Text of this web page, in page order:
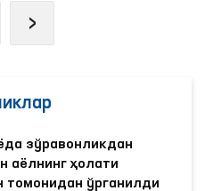
›
зўравонликдан
аёлнинг ҳолати
томонидан ўрганилди